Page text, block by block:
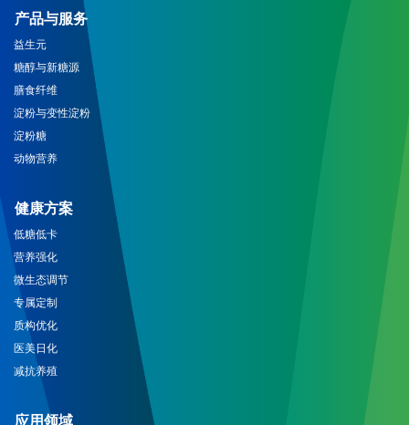
产品与服务
益生元
糖醇与新糖源
膳食纤维
淀粉与变性淀粉
淀粉糖
动物营养
健康方案
低糖低卡
营养强化
微生态调节
专属定制
质构优化
医美日化
减抗养殖
应用领域